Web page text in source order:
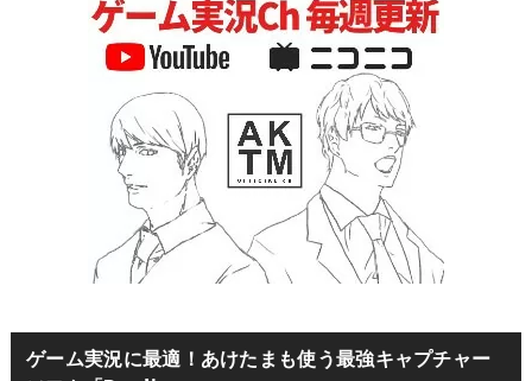
ゲーム実況に最適！あけたまも使う最強キャプチャー